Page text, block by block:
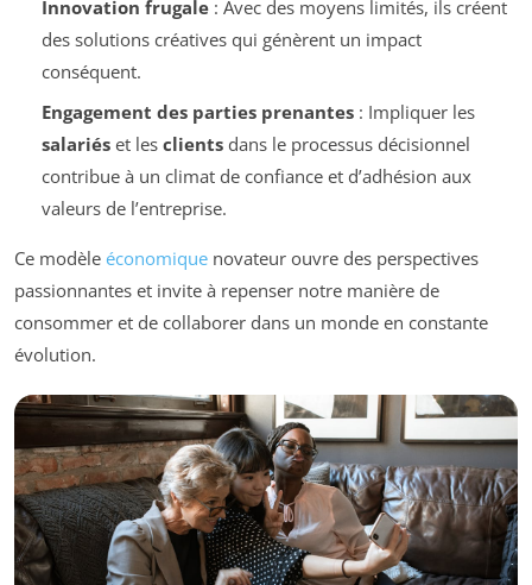
Innovation frugale: Avec des moyens limités, ils créent
des solutions créatives qui génèrent un impact
conséquent.
Engagement des parties prenantes: Impliquer les
salariéset les clientsdans le processus décisionnel
contribue à un climat de confiance et d’adhésion aux
valeurs de l’entreprise.
Ce modèle économique novateur ouvre des perspectives
passionnantes et invite à repenser notre manière de
consommer et de collaborer dans un monde en constante
évolution.